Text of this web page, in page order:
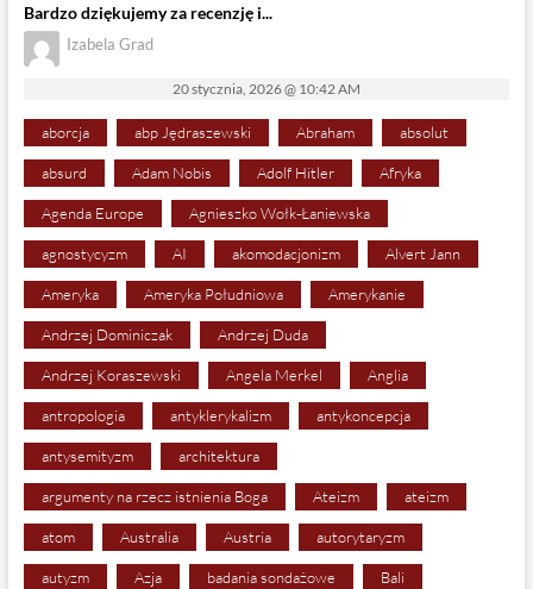
Bardzo dziękujemy za recenzję i...
Izabela Grad
20 stycznia, 2026 @ 10:42 AM
aborcja abp Jędraszewski Abraham absolut
absurd Adam Nobis Adolf Hitler Afryka
Agenda Europe Agnieszko Wołk-Łaniewska
agnostycyzm AI akomodacjonizm Alvert Jann
Ameryka Ameryka Południowa Amerykanie
Andrzej Dominiczak Andrzej Duda
Andrzej Koraszewski Angela Merkel Anglia
antropologia antyklerykalizm antykoncepcja
antysemityzm architektura
argumenty na rzecz istnienia Boga Ateizm ateizm
atom Australia Austria autorytaryzm
autyzm Azja badania sondażowe Bali